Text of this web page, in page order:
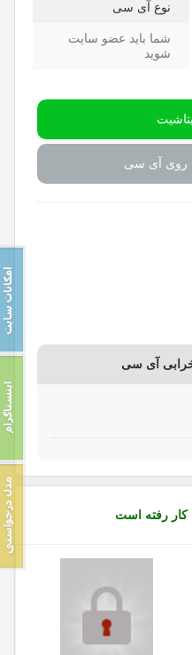
نوع آی سی
شما باید عضو سایت
شوید
روی آی سی
خرابی آی سی
رفته است